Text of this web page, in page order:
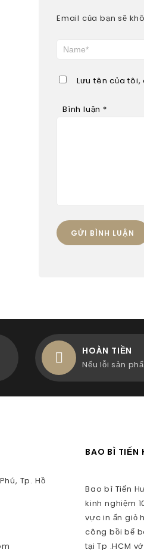
Email của bạn sẽ
Lưu tên của
Bình luận *
HOÀN TIỀN
Nếu lỗi sản
Tp. Hồ
BAO BÌ TIẾN
Bao bì Tiến
kinh nghiệm
vực in ấn giỏ
công bồi bế
tại Tp .HCM